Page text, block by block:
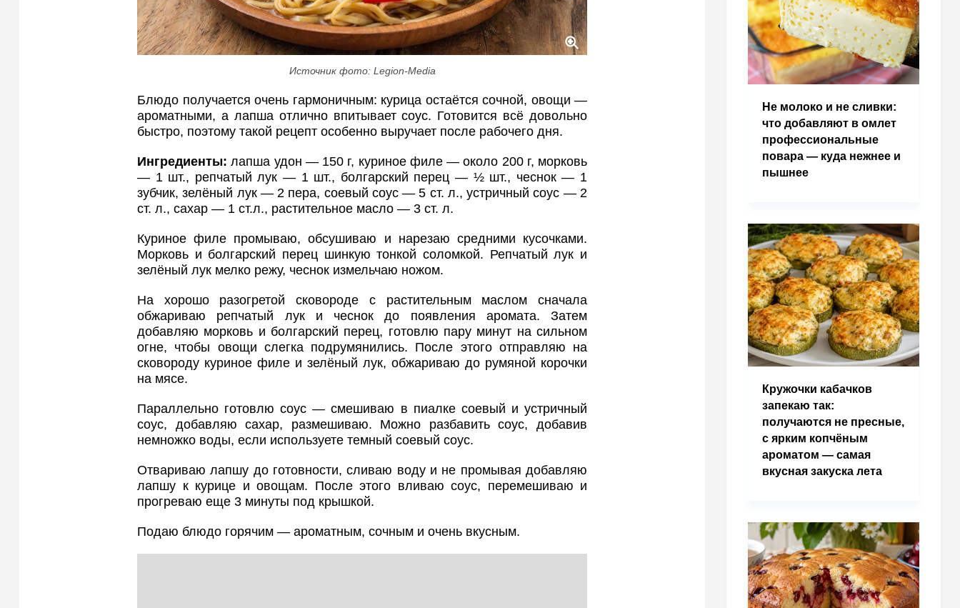
Источник фото: Legion-Media
Блюдо получается очень гармоничным: курица остаётся сочной, овощи —
ароматными, а лапша отлично впитывает соус. Готовится всё довольно
быстро, поэтому такой рецепт особенно выручает после рабочего дня.
Ингредиенты: лапша удон — 150 г, куриное филе — около 200 г, морковь
— 1 шт., репчатый лук — 1 шт., болгарский перец — ½ шт., чеснок — 1
зубчик, зелёный лук — 2 пера, соевый соус — 5 ст. л., устричный соус — 2
ст. л., сахар — 1 ст.л., растительное масло — 3 ст. л.
Куриное филе промываю, обсушиваю и нарезаю средними кусочками.
Морковь и болгарский перец шинкую тонкой соломкой. Репчатый лук и
зелёный лук мелко режу, чеснок измельчаю ножом.
На хорошо разогретой сковороде с растительным маслом сначала
обжариваю репчатый лук и чеснок до появления аромата. Затем
добавляю морковь и болгарский перец, готовлю пару минут на сильном
огне, чтобы овощи слегка подрумянились. После этого отправляю на
сковороду куриное филе и зелёный лук, обжариваю до румяной корочки
на мясе.
Параллельно готовлю соус — смешиваю в пиалке соевый и устричный
соус, добавляю сахар, размешиваю. Можно разбавить соус, добавив
немножко воды, если используете темный соевый соус.
Отвариваю лапшу до готовности, сливаю воду и не промывая добавляю
лапшу к курице и овощам. После этого вливаю соус, перемешиваю и
прогреваю еще 3 минуты под крышкой.
Подаю блюдо горячим — ароматным, сочным и очень вкусным.
Не молоко и не сливки:
что добавляют в омлет
профессиональные
повара — куда нежнее и
пышнее
Кружочки кабачков
запекаю так:
получаются не пресные,
с ярким копчёным
ароматом — самая
вкусная закуска лета